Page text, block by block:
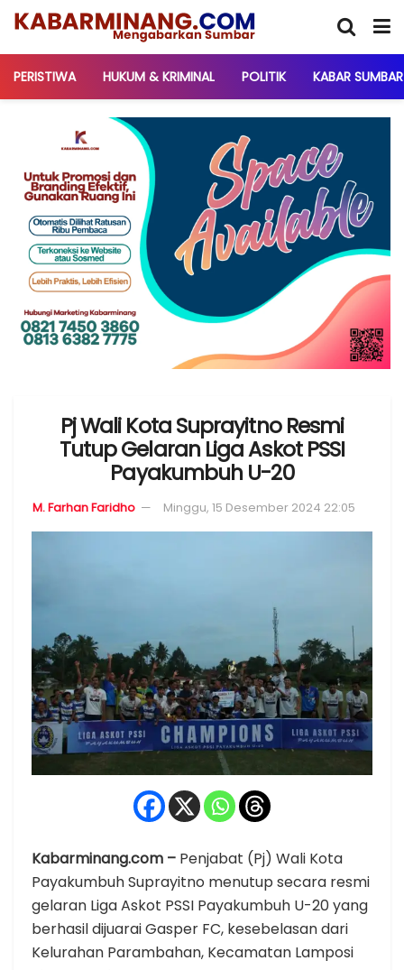
PERISTIWA HUKUM & KRIMINAL POLITIK KABAR SUMBAR
Pj Wali Kota Suprayitno Resmi
Tutup Gelaran Liga Askot PSSI
Payakumbuh U-20
M. Farhan Faridho Minggu, 15 Desember 2024 22:05
Kabarminang.com – Penjabat (Pj) Wali Kota
Payakumbuh Suprayitno menutup secara resmi
gelaran Liga Askot PSSI Payakumbuh U-20 yang
berhasil dijuarai Gasper FC, kesebelasan dari
Kelurahan Parambahan, Kecamatan Lamposi